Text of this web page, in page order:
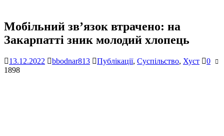
Мобільний зв’язок втрачено: на
Закарпатті зник молодий хлопець
13.12.2022 bbodnar813 Публікації, Суспільство, Хуст
0
1898